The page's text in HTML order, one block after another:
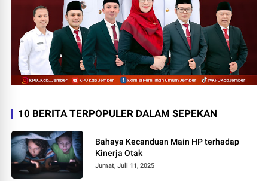
10 BERITA TERPOPULER DALAM SEPEKAN
Bahaya Kecanduan Main HP terhadap
Kinerja Otak
Jumat, Juli 11, 2025